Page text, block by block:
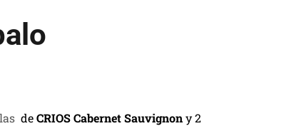
deCRIOS Cabernet Sauvignony 2